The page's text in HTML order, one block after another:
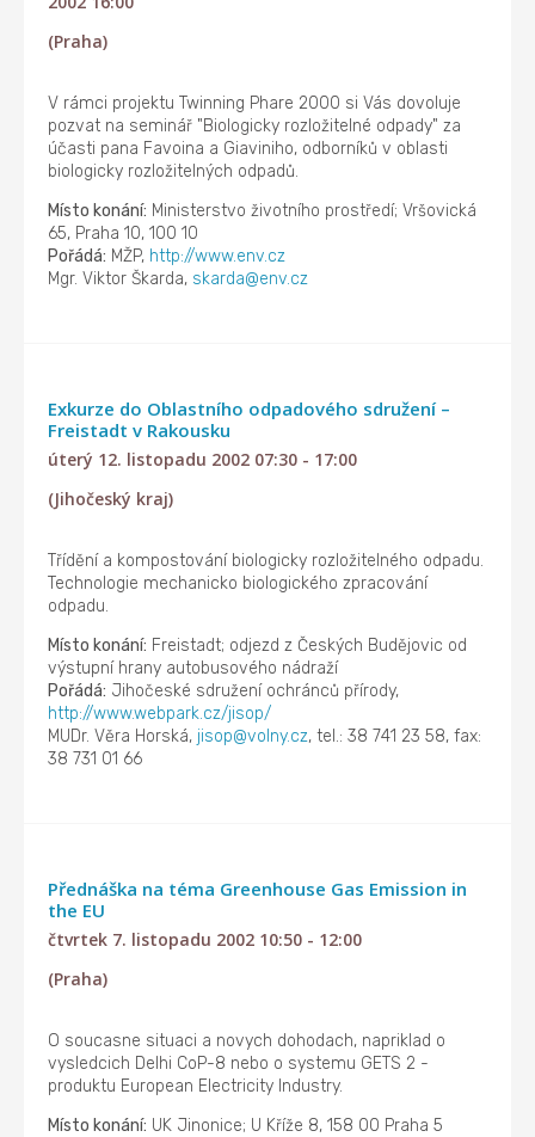
(Praha)
V rámci projektu Twinning Phare 2000 si Vás dovoluje
pozvat na seminář "Biologicky rozložitelné odpady" za
účasti pana Favoina a Giaviniho, odborníků v oblasti
biologicky rozložitelných odpadů.
Místo konání: Ministerstvo životního prostředí; Vršovická
65, Praha 10, 100 10
Pořádá: MŽP, http://www.env.cz
Mgr. Viktor Škarda, skarda@env.cz
Exkurze do Oblastního odpadového sdružení –
Freistadt v Rakousku
úterý 12. listopadu 2002 07:30 - 17:00
(Jihočeský kraj)
Třídění a kompostování biologicky rozložitelného odpadu.
Technologie mechanicko biologického zpracování
odpadu.
Místo konání: Freistadt; odjezd z Českých Budějovic od
výstupní hrany autobusového nádraží
Pořádá: Jihočeské sdružení ochránců přírody,
http://www.webpark.cz/jisop/
MUDr. Věra Horská, jisop@volny.cz, tel.: 38 741 23 58, fax:
38 731 01 66
Přednáška na téma Greenhouse Gas Emission in
the EU
čtvrtek 7. listopadu 2002 10:50 - 12:00
(Praha)
O soucasne situaci a novych dohodach, napriklad o
vysledcich Delhi CoP-8 nebo o systemu GETS 2 -
produktu European Electricity Industry.
Místo konání: UK Jinonice; U Kříže 8, 158 00 Praha 5